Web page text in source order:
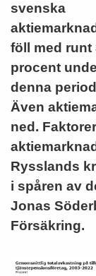
svenska
föll med runt
procent
denna
Även
ned.
Rysslands
i spåren av
Jonas
Försäkring.